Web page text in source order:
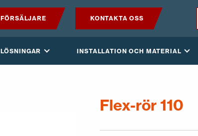
KONTAKTA OSS
LÖSNINGAR INSTALLATION OCH MATERIAL
Flex-rör 110